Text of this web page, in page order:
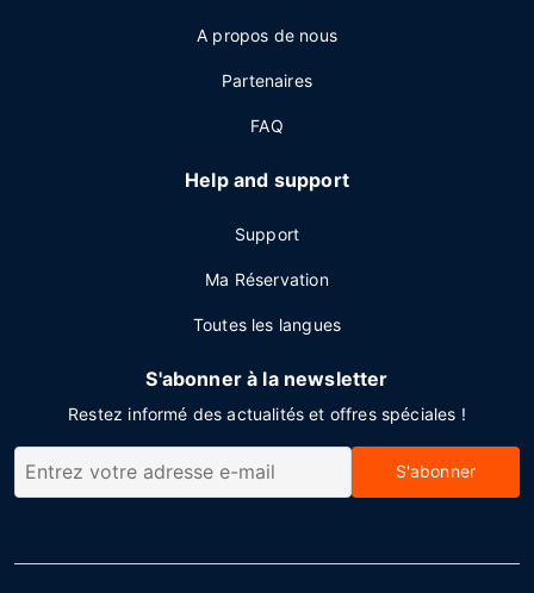
A propos de nous
Partenaires
FAQ
Help and support
Support
Ma Réservation
Toutes les langues
S'abonner à la newsletter
Restez informé des actualités et offres spéciales !
S'abonner